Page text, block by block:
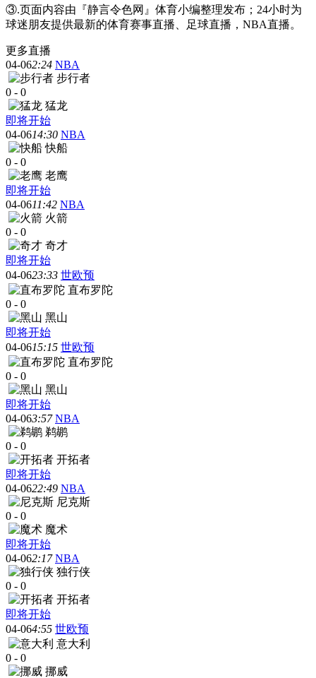
③.页面内容由『静言令色网』体育小编整理发布；24小时为
球迷朋友提供最新的体育赛事直播、足球直播，NBA直播。
更多直播
04-062:24 NBA
步行者
0 - 0
猛龙
即将开始
04-0614:30 NBA
快船
0 - 0
老鹰
即将开始
04-0611:42 NBA
火箭
0 - 0
奇才
即将开始
04-0623:33 世欧预
直布罗陀
0 - 0
黑山
即将开始
04-0615:15 世欧预
直布罗陀
0 - 0
黑山
即将开始
04-063:57 NBA
鹈鹕
0 - 0
开拓者
即将开始
04-0622:49 NBA
尼克斯
0 - 0
魔术
即将开始
04-062:17 NBA
独行侠
0 - 0
开拓者
即将开始
04-064:55 世欧预
意大利
0 - 0
挪威